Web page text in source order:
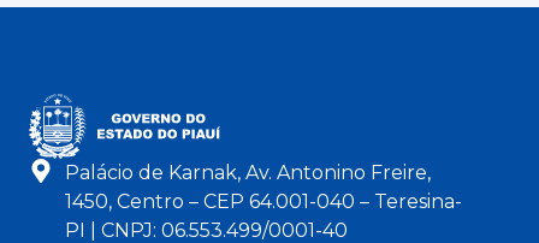
Palácio de Karnak, Av. Antonino Freire,
1450, Centro – CEP 64.001-040 – Teresina-
PI | CNPJ: 06.553.499/0001-40